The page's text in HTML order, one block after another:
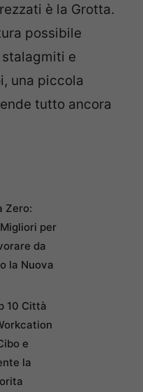
è la Grotta.
possibile
e
una piccola
tutto ancora
Zero:
per
da
la Nuova
10 Città
e
la